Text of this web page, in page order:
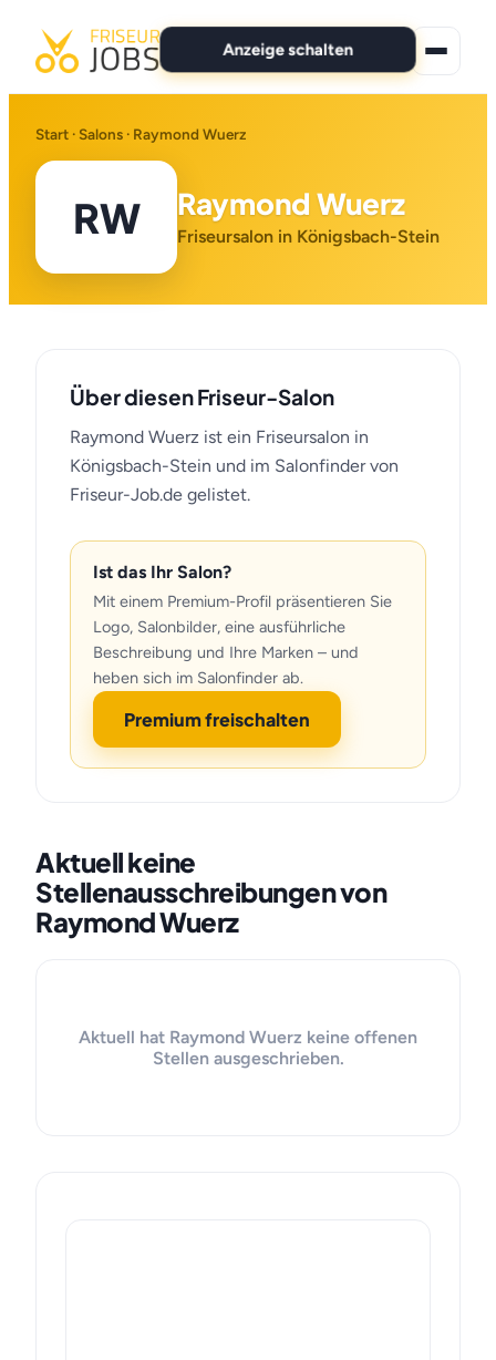
Anzeige schalten
Alle Jobs
Für Bewerber
Anzeige schalten
Start · Salons · Raymond Wuerz
RW Raymond Wuerz
Friseursalon in Königsbach-Stein
Über diesen Friseur-Salon
Raymond Wuerz ist ein Friseursalon in
Königsbach-Stein und im Salonfinder von
Friseur-Job.de gelistet.
Ist das Ihr Salon?
Mit einem Premium-Profil präsentieren Sie
Logo, Salonbilder, eine ausführliche
Beschreibung und Ihre Marken – und
heben sich im Salonfinder ab.
Premium freischalten
Aktuell keine
Stellenausschreibungen von
Raymond Wuerz
Aktuell hat Raymond Wuerz keine offenen
Stellen ausgeschrieben.